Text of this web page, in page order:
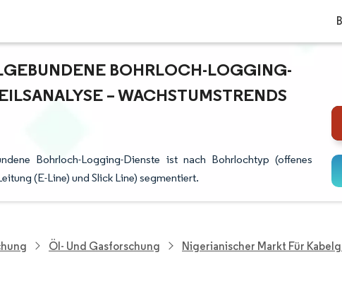
BOHRLOCH-LOGGING-
– WACHSTUMSTRENDS U
Bohrloch-Logging-Dienste ist nach Bohrlochtyp (offenes
(E-Line) und Slick Line) segmentiert.
Öl- Und Gasforschung Nigerianischer Markt Für